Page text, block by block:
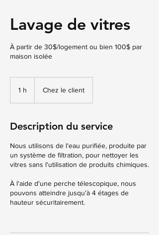
Lavage de vitres
À partir de 30$/logement ou bien 100$ par
maison isolée
1 h Chez le client
Description du service
Nous utilisons de l'eau purifiée, produite par
un système de filtration, pour nettoyer les
vitres sans l'utilisation de produits chimiques.
À l'aide d'une perche télescopique, nous
pouvons atteindre jusqu'à 4 étages de
hauteur sécuritairement.